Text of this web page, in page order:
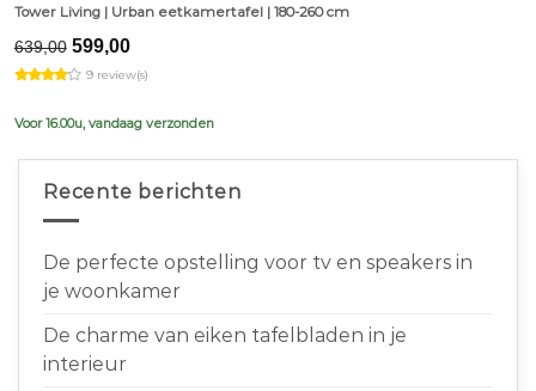
Tower Living | Urban eetkamertafel | 180-260 cm
639,00 Original
price
was:
599,00Current
is:
9 review(s)
Voor 16.00u, vandaag verzonden
Recente berichten
De perfecte opstelling voor tv en speakers in
je woonkamer
De charme van eiken tafelbladen in je
interieur